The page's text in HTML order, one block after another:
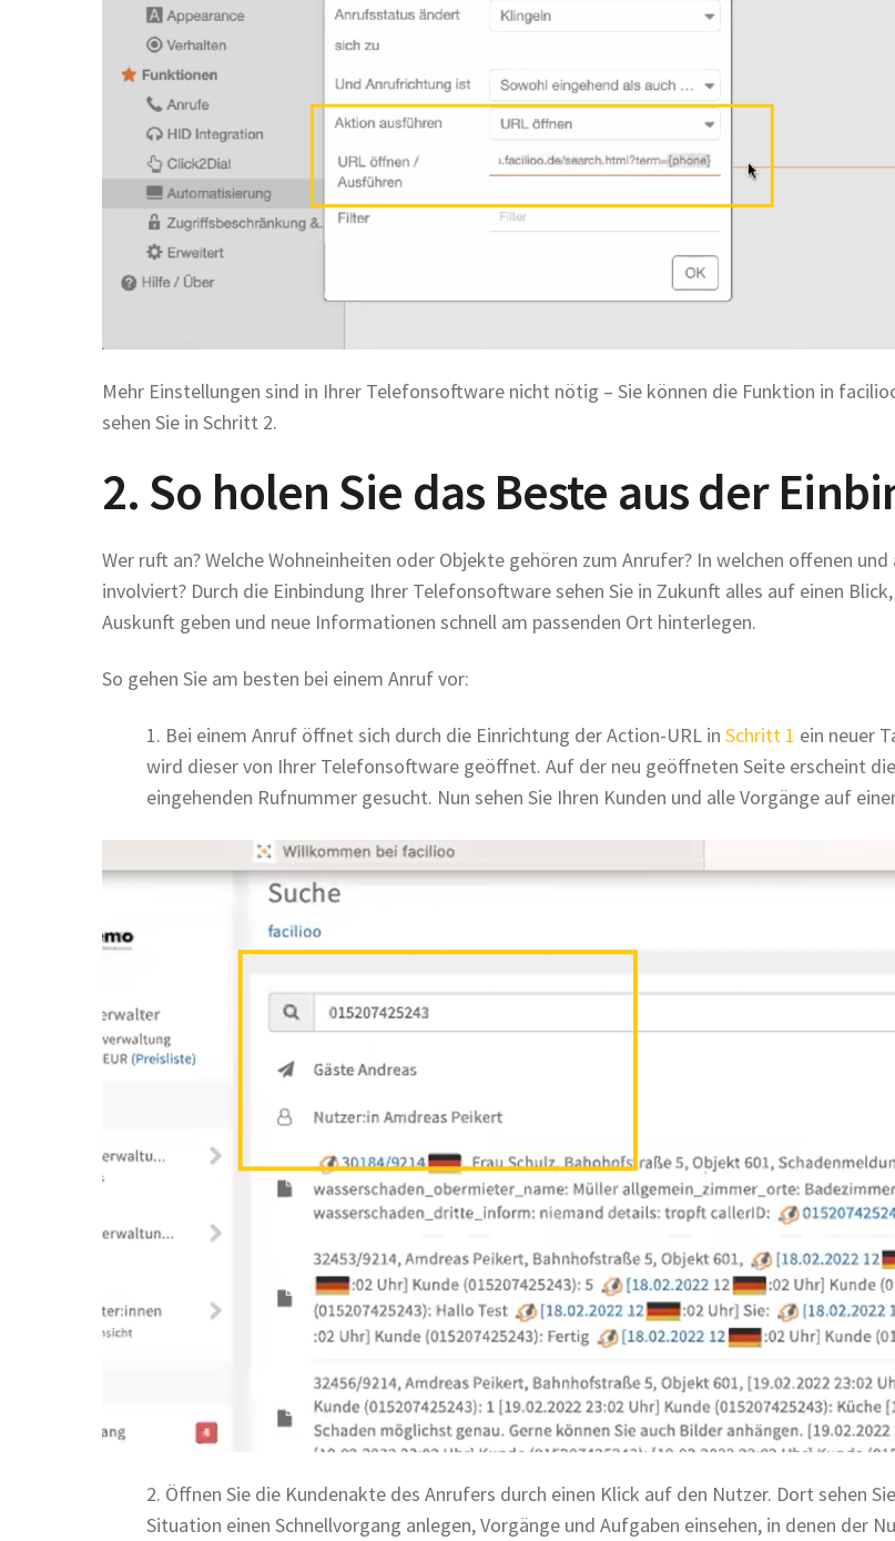
Mehr Einstellungen sind in Ihrer Telefonsoftware nicht nötig – Sie können die Funktion in
sehen Sie in Schritt 2.
2. So holen Sie das Beste aus der
Wer ruft an? Welche Wohneinheiten oder Objekte gehören zum Anrufer? In welchen offenen
involviert? Durch die Einbindung Ihrer Telefonsoftware sehen Sie in Zukunft alles auf einen
Auskunft geben und neue Informationen schnell am passenden Ort hinterlegen.
So gehen Sie am besten bei einem Anruf vor:
1. Bei einem Anruf öffnet sich durch die Einrichtung der Action-URL in Schritt 1 ein neuer
wird dieser von Ihrer Telefonsoftware geöffnet. Auf der neu geöffneten Seite erscheint
eingehenden Rufnummer gesucht. Nun sehen Sie Ihren Kunden und alle Vorgänge auf
2. Öffnen Sie die Kundenakte des Anrufers durch einen Klick auf den Nutzer. Dort sehen
Situation einen Schnellvorgang anlegen, Vorgänge und Aufgaben einsehen, in denen der